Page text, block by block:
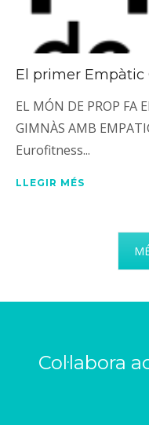
El primer Empàtic
EL MÓN DE PROP FA
GIMNÀS AMB
Eurofitness...
LLEGIR MÉS
Col·labora